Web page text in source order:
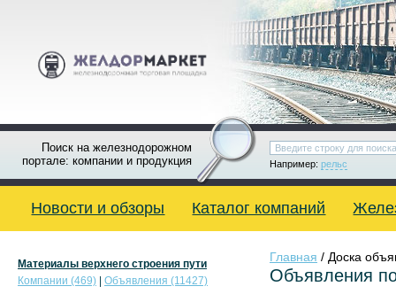
Поиск на железнодорожном
портале: компании и продукция
Например: рельс
Новости и обзоры Каталог компаний
Главная / Доска
Объявления
Материалы верхнего строения пути
Компании (469)
Объявления (11427)